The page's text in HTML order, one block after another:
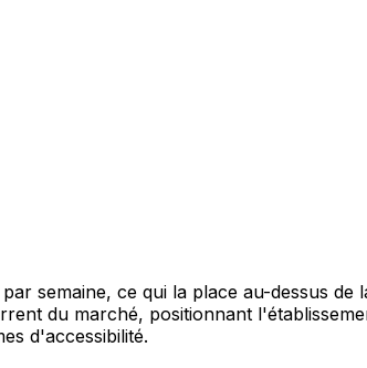
semaine, ce qui la place au-dessus
du marché, positionnant
d'accessibilité.